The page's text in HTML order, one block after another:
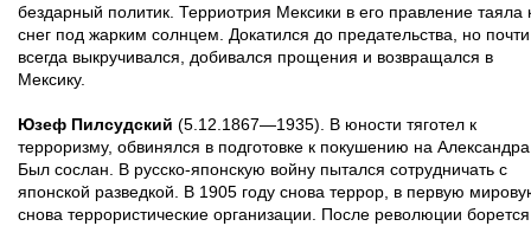
бездарный политик. Терриотрия Мексики в его правление таяла
снег под жарким солнцем. Докатился до предательства, но почти
всегда выкручивался, добивался прощения и возвращался в
Мексику.
Юзеф Пилсудский (5.12.1867—1935). В юности тяготел к
терроризму, обвинялся в подготовке к покушению на
Был сослан. В русско-японскую войну пытался сотрудничать с
японской разведкой. В 1905 году снова террор, в первую
снова террористические организации. После революции